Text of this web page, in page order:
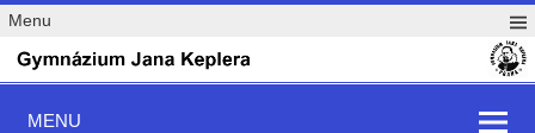
Menu
MENU